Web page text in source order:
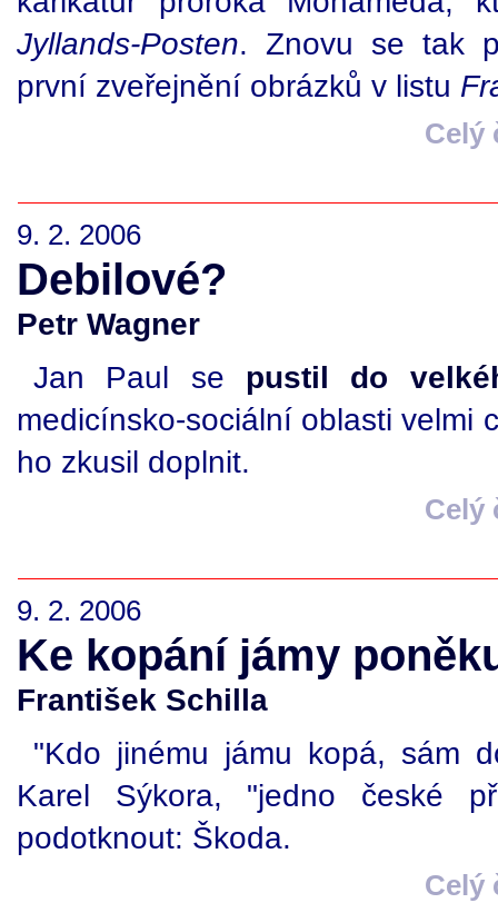
Jyllands-Posten. Znovu se tak
první zveřejnění obrázků v listu
Celý
9. 2. 2006
Debilové?
Petr Wagner
Jan Paul se pustil do
medicínsko-sociální oblasti velmi
ho zkusil doplnit.
Celý
9. 2. 2006
Ke kopání jámy
František Schilla
"Kdo jinému jámu kopá, sám
Karel Sýkora, "jedno české
podotknout: Škoda.
Celý